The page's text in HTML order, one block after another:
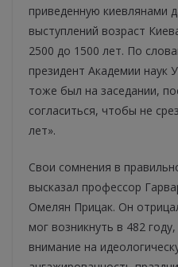
приведенную киевлянами
выступлений возраст
2500 до 1500 лет. По
президент Академии
тоже был на заседании,
согласиться, чтобы не
лет».
Свои сомнения в
высказал профессор
Омелян Прицак. Он
мог возникнуть в 482
внимание на